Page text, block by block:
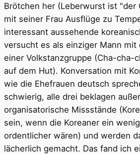
Brötchen her (Leberwurst ist "der
mit seiner Frau Ausflüge zu
interessant aussehende
versucht es als einziger Mann mit
einer Volkstanzgruppe (Cha-cha-
auf dem Hut). Konversation mit
wie die Ehefrauen deutsch
schwierig, alle drei beklagen
organisatorische Missstände
sein, wenn die Koreaner ein
ordentlicher wären) und werden
lächerlich gemacht. Das fand ich